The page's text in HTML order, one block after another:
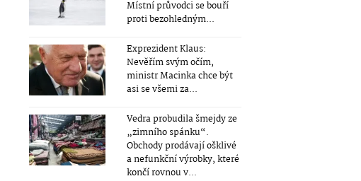
Místní průvodci se bouří
proti bezohledným...
Exprezident Klaus:
Nevěřím svým očím,
ministr Macinka chce být
asi se všemi za...
Vedra probudila šmejdy ze
„zimního spánku“.
Obchody prodávají ošklivé
a nefunkční výrobky, které
končí rovnou v...